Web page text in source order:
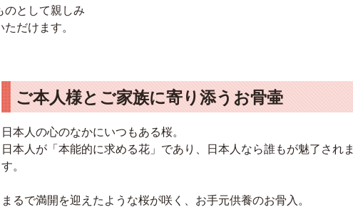
として親しみ
だけます。
ご本人様とご家族に寄り添うお骨壷
日本人の心のなかにいつもある桜。
日本人が「本能的に求める花」であり、日本人なら誰もが魅了されま
す。
まるで満開を迎えたような桜が咲く、お手元供養のお骨入。